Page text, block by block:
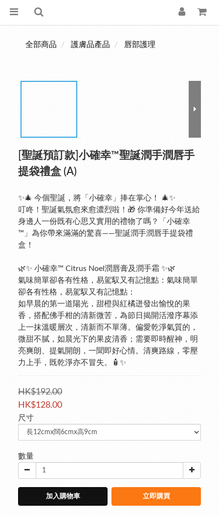
全部商品 護膚品產品 唇部護理
[聖誕預訂款]小確幸™聖誕潤手潤唇手
提袋禮盒 (A)
✨🎄 今個聖誕，將「小確幸」捧在掌心！ 🎄✨
叮咚！聖誕氣氛愈來愈濃烈啦！🎁 你準備好今年送給
身邊人一份既有心思又實用的禮物了嗎？「小確幸
™」為你帶來滿滿的驚喜——聖誕潤手潤唇手提袋禮
盒！
🌿✨ 小確幸™ Citrus Noel潤唇膏及潤手霜 ✨🌿
氣味簡單卻各有性格，易駕馭又有記憶點：氣味簡單
卻各有性格，易駕馭又有記憶點：
如早晨的第一道陽光，甜橙與紅橘迸發出愉悅的果
香，搭配佛手柑的清新微苦，為節日揭開活潑序幕添
上一抹溫暖層次，清新而不單薄。偏愛乾淨氣質的，
微甜不膩，如晨光下的果皮清香；需要即時醒神，明
亮爽朗、提氣開朗，一聞即好心情。清爽路線，零壓
力上手，既乾淨亦不冒失。🧴✨
HK$192.00
HK$128.00
尺寸
數量
加入購物車 立即購買